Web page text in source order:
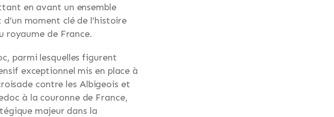
en avant un ensemble
moment clé de l’histoire
de France.
parmi lesquelles figurent
exceptionnel mis en place à
contre les Albigeois et
à la couronne de France,
majeur dans la